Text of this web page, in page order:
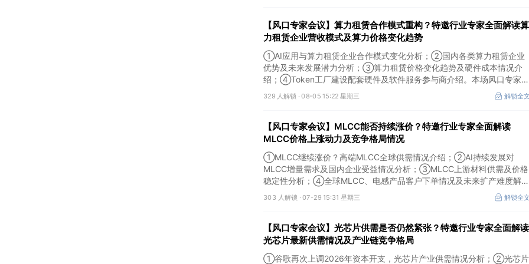
【风口专家会议】算力租赁合作模式重构？特邀行业专家全面解读算
力租赁企业营收模式及算力价格变化趋势
①AI应用与算力租赁企业合作模式变化分析；②国内各类算力租赁企业
优势及未来发展潜力分析；③算力租赁价格变化趋势及硬件成本情况介
绍；④Token工厂建设配套硬件及软件服务参与商介绍。本场风口专家会
议将于8月5日（周三）19:00举行，特邀行业专家全面解读算力租赁企业
营收模式及算力价格变化趋势。
329 人解锁 ·08-05 15:22 星期三 解锁全
【风口专家会议】MLCC能否持续涨价？特邀行业专家全面解读
MLCC价格上涨动力及竞争格局情况
①MLCC继续涨价？高端MLCC全球供需情况介绍；②AI持续发展对
MLCC增量需求及国内企业受益情况分析；③MLCC上游材料供需及价格
稳定性分析；④全球MLCC、电感产品客户下单情况及未来扩产难度解
析。本场风口专家会议将于7月29日（周三）20:30举行，特邀行业专家
全面解读MLCC价格上涨动力及竞争格局情况。
303 人解锁 ·07-29 15:31 星期三 解锁全
【风口专家会议】光芯片供需是否仍然紧张？特邀行业专家全面解读
光芯片最新供需情况及产业链竞争格局
①谷歌再次上调2026年资本开支，光芯片产业供需情况分析；②光芯片